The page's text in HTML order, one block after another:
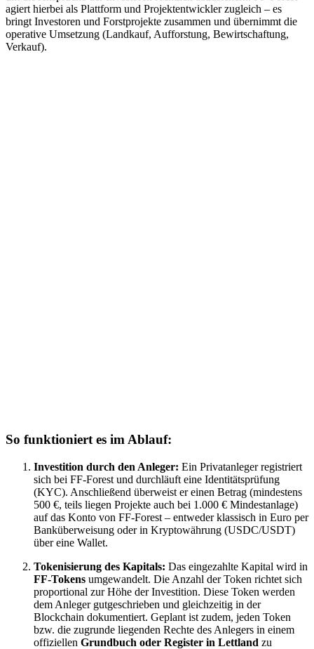
agiert hierbei als Plattform und Projektentwickler zugleich – es
bringt Investoren und Forstprojekte zusammen und übernimmt die
operative Umsetzung (Landkauf, Aufforstung, Bewirtschaftung,
Verkauf).
So funktioniert es im Ablauf:
Investition durch den Anleger: Ein Privatanleger registriert
sich bei FF-Forest und durchläuft eine Identitätsprüfung
(KYC). Anschließend überweist er einen Betrag (mindestens
500 €, teils liegen Projekte auch bei 1.000 € Mindestanlage)
auf das Konto von FF-Forest – entweder klassisch in Euro per
Banküberweisung oder in Kryptowährung (USDC/USDT)
über eine Wallet.
Tokenisierung des Kapitals: Das eingezahlte Kapital wird in
FF-Tokens umgewandelt. Die Anzahl der Token richtet sich
proportional zur Höhe der Investition. Diese Token werden
dem Anleger gutgeschrieben und gleichzeitig in der
Blockchain dokumentiert. Geplant ist zudem, jeden Token
bzw. die zugrunde liegenden Rechte des Anlegers in einem
offiziellen Grundbuch oder Register in Lettland zu